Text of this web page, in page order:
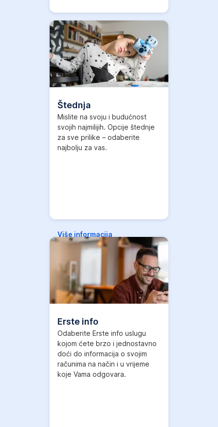
Više informacija
,
Otvori
u
novom
tabu
Štednja
Mislite na svoju i budućnost
svojih najmilijih. Opcije štednje
za sve prilike – odaberite
najbolju za vas.
Više informacija
,
novom
tabu
Erste info
Odaberite Erste info uslugu
kojom ćete brzo i jednostavno
doći do informacija o svojim
računima na način i u vrijeme
koje Vama odgovara.